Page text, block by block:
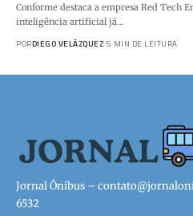
Conforme destaca a empresa Red Tech
inteligência artificial já…
PORDIEGO VELÁZQUEZ 5 MIN DE LEITURA
Jornal Ônibus –
6532